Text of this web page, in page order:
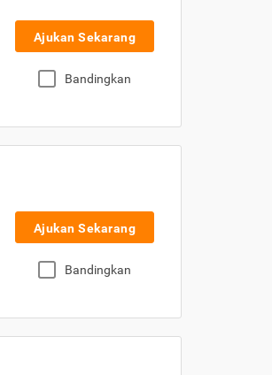
Ajukan Sekarang
Bandingkan
Ajukan Sekarang
Bandingkan